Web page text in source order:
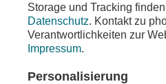
Storage und Tracking
Datenschutz. Kontakt zu
Verantwortlichkeiten zur
Impressum.
Personalisierung